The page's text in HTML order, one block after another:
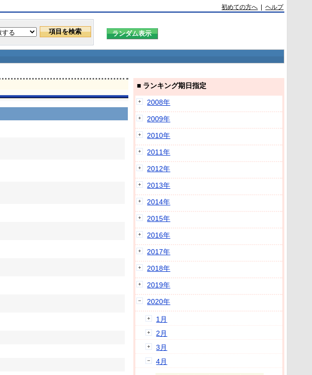
初めての方へ |ヘルプ
■ ランキング期日指定
2008年
2009年
2010年
2011年
2012年
2013年
2014年
2015年
2016年
2017年
2018年
2019年
2020年
1月
2月
3月
4月